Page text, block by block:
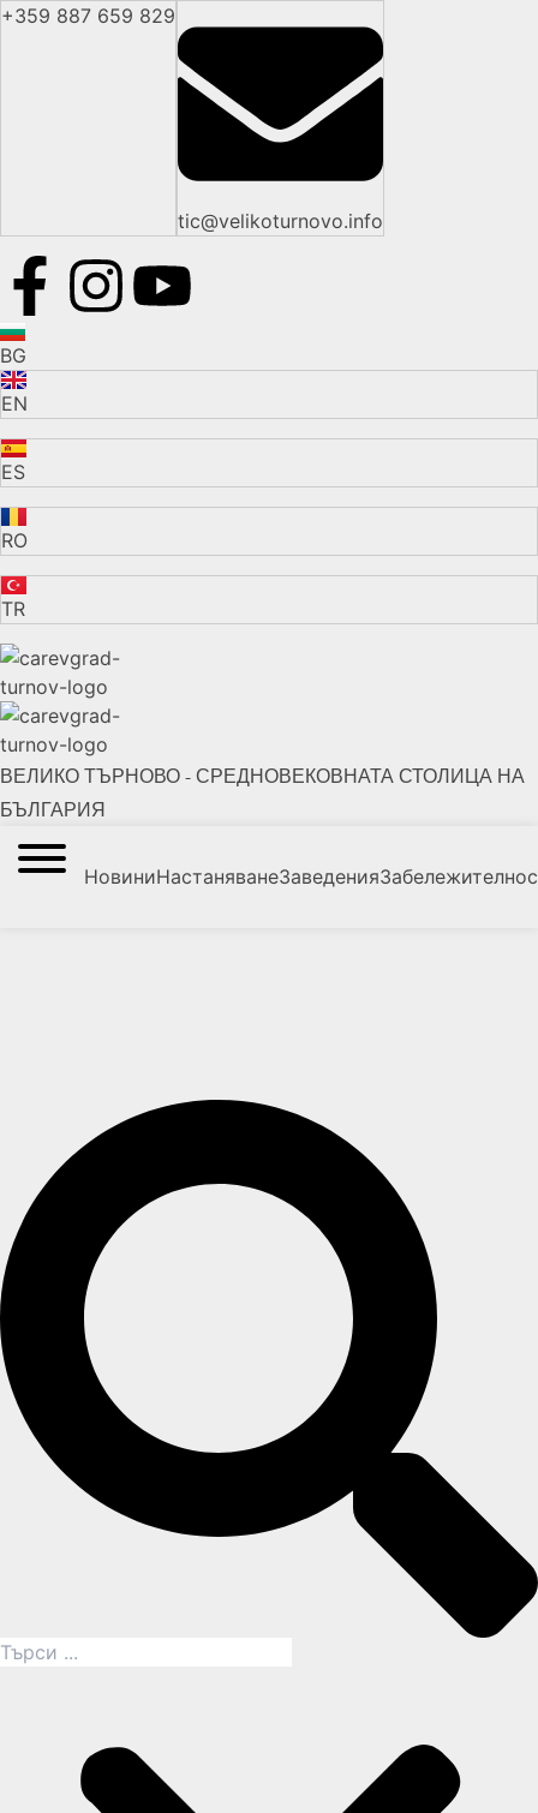
+359 887 659 829
tic@velikoturnovo.info
BG
EN
ES
RO
TR
ВЕЛИКО ТЪРНОВО - СРЕДНОВЕКОВНАТА СТОЛИЦА НА
БЪЛГАРИЯ
НовиниНастаняванеЗаведения